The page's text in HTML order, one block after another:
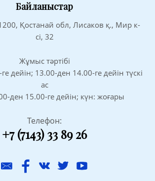
Байланыстар
Қостанай обл, Лисаков қ., Мир к-
сі, 32
Жұмыс тәртібі
дейін; 13.00-ден 14.00-ге дейін түскі
ас
ден 15.00-ге дейін; күн: жоғары
Телефон:
+7 (7143) 33 89 26